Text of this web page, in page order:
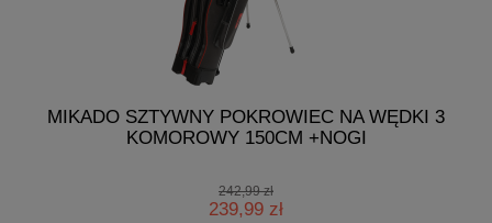
MIKADO SZTYWNY POKROWIEC NA WĘDKI 3
KOMOROWY 150CM +NOGI
242,99 zł
239,99 zł